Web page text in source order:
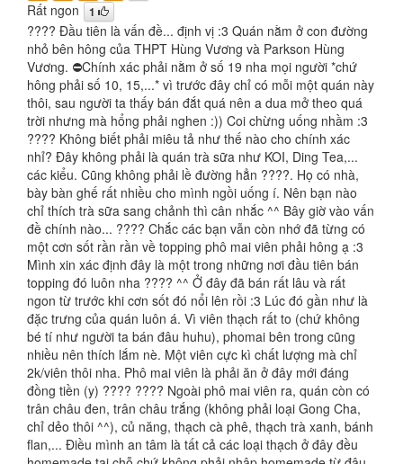
Rất ngon 1
???? Đầu tiên là vấn đề... định vị :3 Quán nằm ở con đường
nhỏ bên hông của THPT Hùng Vương và Parkson Hùng
Vương. ⛔Chính xác phải nằm ở số 19 nha mọi người *chứ
hông phải số 10, 15,...* vì trước đây chỉ có mỗi một quán này
thôi, sau người ta thấy bán đắt quá nên a dua mở theo quá
trời nhưng mà hổng phải nghen :)) Coi chừng uống nhầm :3
???? Không biết phải miêu tả như thế nào cho chính xác
nhỉ? Đây không phải là quán trà sữa như KOI, Ding Tea,...
các kiểu. Cũng không phải lề đường hẳn ????. Họ có nhà,
bày bàn ghế rất nhiều cho mình ngồi uống í. Nên bạn nào
chỉ thích trà sữa sang chảnh thì cân nhắc ^^ Bây giờ vào vấn
đề chính nào... ???? Chắc các bạn vẫn còn nhớ đã từng có
một cơn sốt rần rần về topping phô mai viên phải hông ạ :3
Mình xin xác định đây là một trong những nơi đầu tiên bán
topping đó luôn nha ???? ^^ Ở đây đã bán rất lâu và rất
ngon từ trước khi cơn sốt đó nổi lên rồi :3 Lúc đó gần như là
đặc trưng của quán luôn á. Vì viên thạch rất to (chứ không
bé tí như người ta bán đâu huhu), phomai bên trong cũng
nhiều nên thích lắm nè. Một viên cực kì chất lượng mà chỉ
2k/viên thôi nha. Phô mai viên là phải ăn ở đây mới đáng
đồng tiền (y) ???? ???? Ngoài phô mai viên ra, quán còn có
trân châu đen, trân châu trắng (không phải loại Gong Cha,
chỉ dẻo thôi ^^), củ năng, thạch cà phê, thạch trà xanh, bánh
flan,... Điều mình an tâm là tất cả các loại thạch ở đây đều